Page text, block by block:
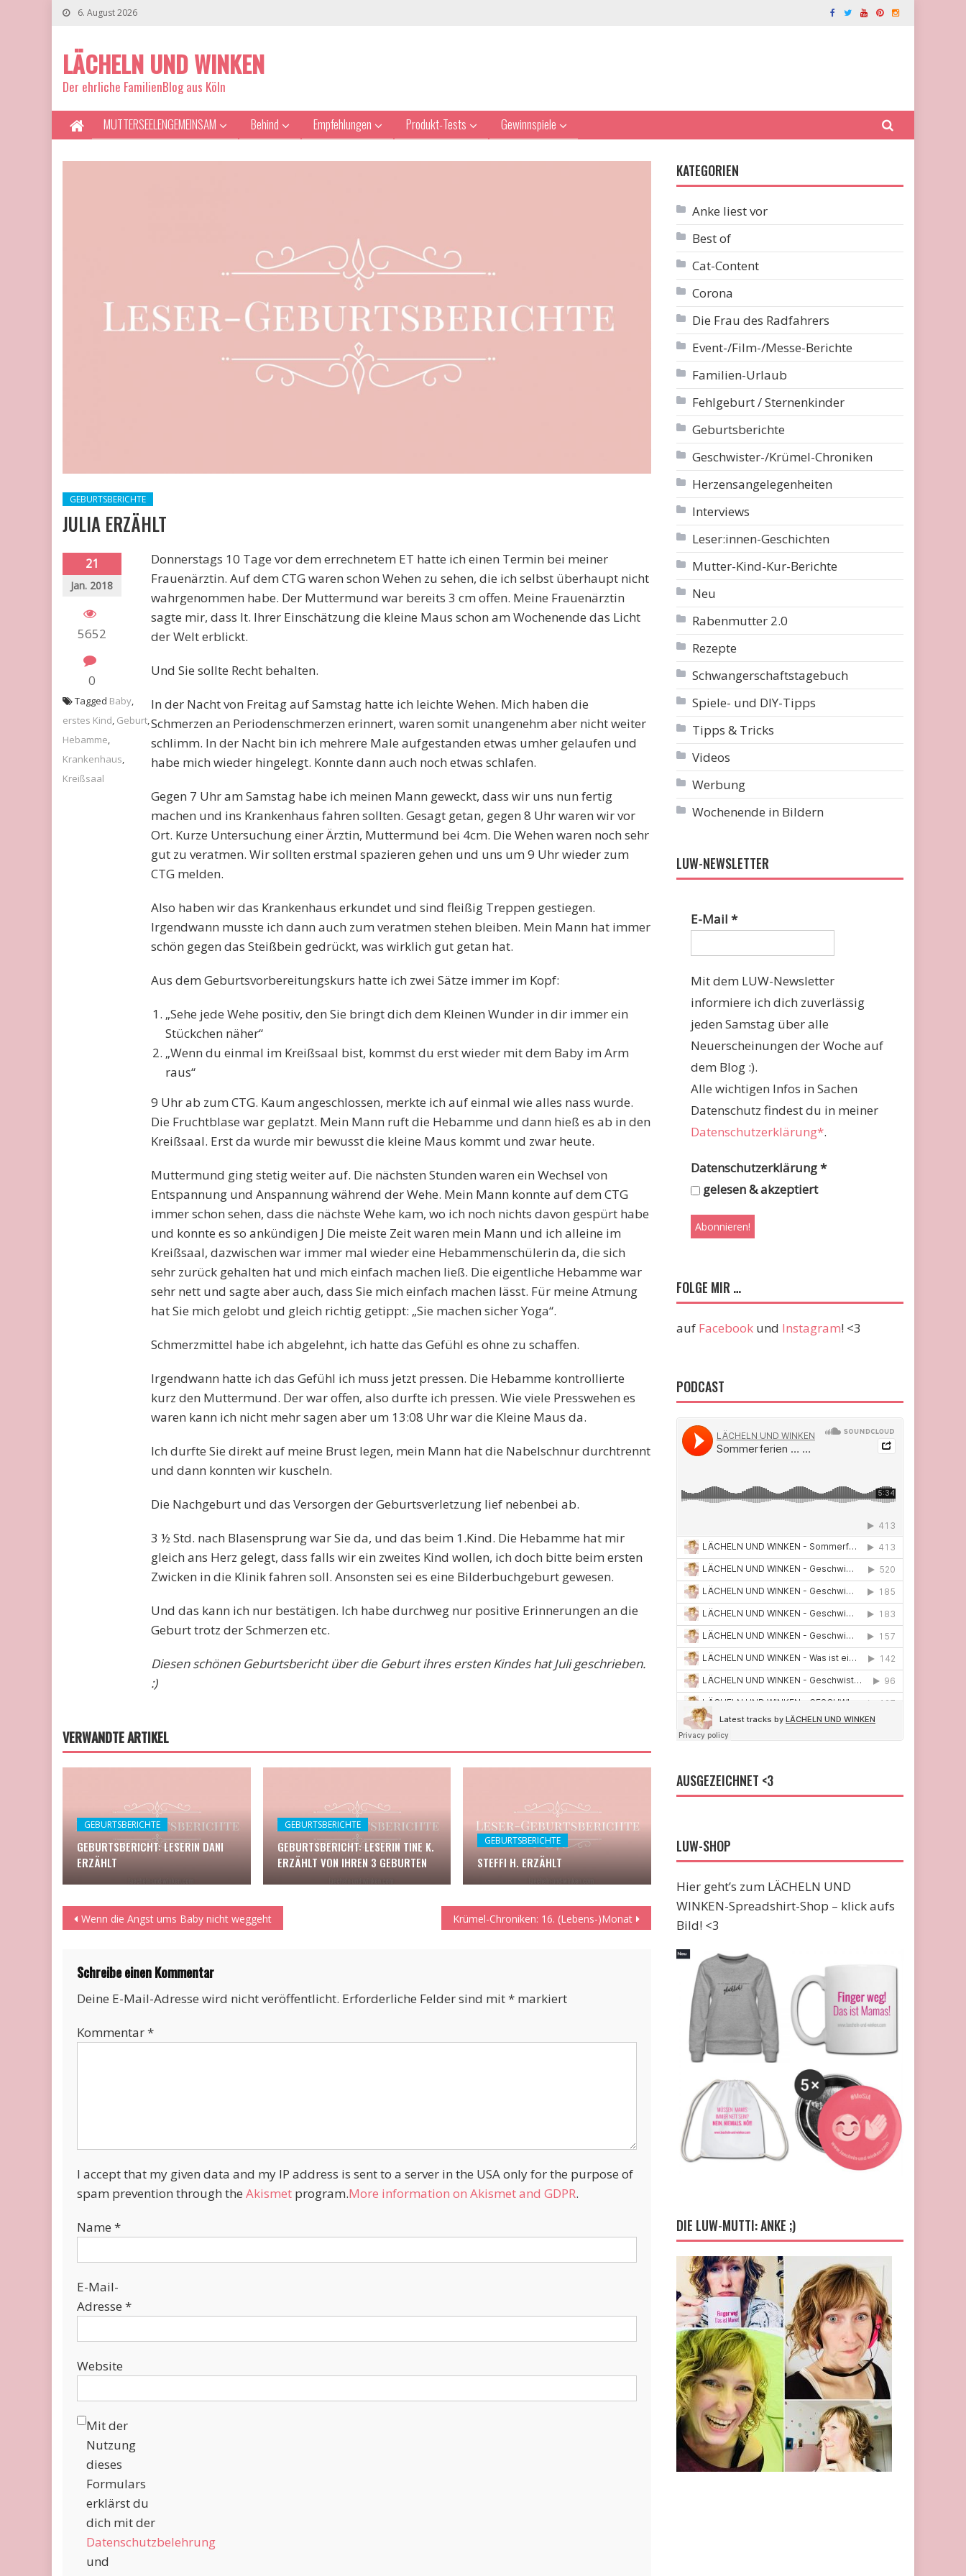
6. August 2026
LÄCHELN UND WINKEN
Der ehrliche FamilienBlog aus Köln
MUTTERSEELENGEMEINSAM Behind Empfehlungen Produkt-Tests Gewinnspiele
GEBURTSBERICHTE
JULIA ERZÄHLT
21
Jan. 2018
5652
0
Donnerstags 10 Tage vor dem errechnetem ET hatte ich einen Termin bei meiner
Frauenärztin. Auf dem CTG waren schon Wehen zu sehen, die ich selbst überhaupt nicht
wahrgenommen habe. Der Muttermund war bereits 3 cm offen. Meine Frauenärztin
sagte mir, dass lt. Ihrer Einschätzung die kleine Maus schon am Wochenende das Licht
der Welt erblickt.
Und Sie sollte Recht behalten.
In der Nacht von Freitag auf Samstag hatte ich leichte Wehen. Mich haben die
Schmerzen an Periodenschmerzen erinnert, waren somit unangenehm aber nicht weiter
schlimm. In der Nacht bin ich mehrere Male aufgestanden etwas umher gelaufen und
habe mich wieder hingelegt. Konnte dann auch noch etwas schlafen.
Gegen 7 Uhr am Samstag habe ich meinen Mann geweckt, dass wir uns nun fertig
machen und ins Krankenhaus fahren sollten. Gesagt getan, gegen 8 Uhr waren wir vor
Ort. Kurze Untersuchung einer Ärztin, Muttermund bei 4cm. Die Wehen waren noch sehr
gut zu veratmen. Wir sollten erstmal spazieren gehen und uns um 9 Uhr wieder zum
CTG melden.
Also haben wir das Krankenhaus erkundet und sind fleißig Treppen gestiegen.
Irgendwann musste ich dann auch zum veratmen stehen bleiben. Mein Mann hat immer
schön gegen das Steißbein gedrückt, was wirklich gut getan hat.
Aus dem Geburtsvorbereitungskurs hatte ich zwei Sätze immer im Kopf:
„Sehe jede Wehe positiv, den Sie bringt dich dem Kleinen Wunder in dir immer ein
Stückchen näher“
„Wenn du einmal im Kreißsaal bist, kommst du erst wieder mit dem Baby im Arm
raus“
9 Uhr ab zum CTG. Kaum angeschlossen, merkte ich auf einmal wie alles nass wurde.
Die Fruchtblase war geplatzt. Mein Mann ruft die Hebamme und dann hieß es ab in den
Kreißsaal. Erst da wurde mir bewusst die kleine Maus kommt und zwar heute.
Muttermund ging stetig weiter auf. Die nächsten Stunden waren ein Wechsel von
Entspannung und Anspannung während der Wehe. Mein Mann konnte auf dem CTG
immer schon sehen, dass die nächste Wehe kam, wo ich noch nichts davon gespürt habe
und konnte es so ankündigen J Die meiste Zeit waren mein Mann und ich alleine im
Kreißsaal, dazwischen war immer mal wieder eine Hebammenschülerin da, die sich
sehr zurück gehalten hat und mich einfach machen ließ. Die eigentliche Hebamme war
sehr nett und sagte aber auch, dass Sie mich einfach machen lässt. Für meine Atmung
hat Sie mich gelobt und gleich richtig getippt: „Sie machen sicher Yoga“.
Schmerzmittel habe ich abgelehnt, ich hatte das Gefühl es ohne zu schaffen.
Irgendwann hatte ich das Gefühl ich muss jetzt pressen. Die Hebamme kontrollierte
kurz den Muttermund. Der war offen, also durfte ich pressen. Wie viele Presswehen es
waren kann ich nicht mehr sagen aber um 13:08 Uhr war die Kleine Maus da.
Ich durfte Sie direkt auf meine Brust legen, mein Mann hat die Nabelschnur durchtrennt
und dann konnten wir kuscheln.
Die Nachgeburt und das Versorgen der Geburtsverletzung lief nebenbei ab.
3 ½ Std. nach Blasensprung war Sie da, und das beim 1.Kind. Die Hebamme hat mir
gleich ans Herz gelegt, dass falls wir ein zweites Kind wollen, ich doch bitte beim ersten
Zwicken in die Klinik fahren soll. Ansonsten sei es eine Bilderbuchgeburt gewesen.
Und das kann ich nur bestätigen. Ich habe durchweg nur positive Erinnerungen an die
Geburt trotz der Schmerzen etc.
Diesen schönen Geburtsbericht über die Geburt ihres ersten Kindes hat Juli geschrieben.
:)
Tagged Baby
erstes Kind Geburt
Hebamme
Krankenhaus
Kreißsaal
VERWANDTE ARTIKEL
GEBURTSBERICHTE
GEBURTSBERICHT: LESERIN DANI
ERZÄHLT
GEBURTSBERICHTE
GEBURTSBERICHT: LESERIN TINE K.
ERZÄHLT VON IHREN 3 GEBURTEN
GEBURTSBERICHTE
STEFFI H. ERZÄHLT
Beitragsnavigation
Wenn die Angst ums Baby nicht weggeht Krümel-Chroniken: 16. (Lebens-)Monat
Schreibe einen Kommentar
Deine E-Mail-Adresse wird nicht veröffentlicht. Erforderliche Felder sind mit* markiert
Kommentar*
I accept that my given data and my IP address is sent to a server in the USA only for the purpose of
spam prevention through the Akismet program.More information on Akismet and GDPR.
Name *
E-Mail-
Adresse *
Website
Mit der
Nutzung
dieses
Formulars
erklärst du
dich mit der
Datenschutzbelehrung
und
KATEGORIEN
Anke liest vor
Best of
Cat-Content
Corona
Die Frau des Radfahrers
Event-/Film-/Messe-Berichte
Familien-Urlaub
Fehlgeburt / Sternenkinder
Geburtsberichte
Geschwister-/Krümel-Chroniken
Herzensangelegenheiten
Interviews
Leser:innen-Geschichten
Mutter-Kind-Kur-Berichte
Neu
Rabenmutter 2.0
Rezepte
Schwangerschaftstagebuch
Spiele- und DIY-Tipps
Tipps & Tricks
Videos
Werbung
Wochenende in Bildern
LUW-NEWSLETTER
E-Mail*
Mit dem LUW-Newsletter
informiere ich dich zuverlässig
jeden Samstag über alle
Neuerscheinungen der Woche auf
dem Blog :).
Alle wichtigen Infos in Sachen
Datenschutz findest du in meiner
Datenschutzerklärung*.
Datenschutzerklärung*
gelesen & akzeptiert
FOLGE MIR …
auf Facebook und Instagram! <3
PODCAST
AUSGEZEICHNET <3
LUW-SHOP
Hier geht’s zum LÄCHELN UND
WINKEN-Spreadshirt-Shop – klick aufs
Bild! <3
DIE LUW-MUTTI: ANKE ;)